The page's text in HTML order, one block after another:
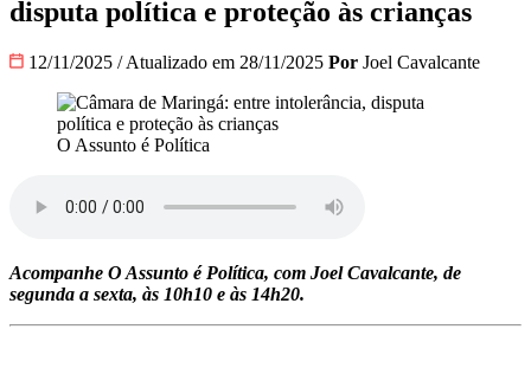
disputa política e proteção às crianças
12/11/2025 / Atualizado em 28/11/2025 Por Joel Cavalcante
O Assunto é Política
Acompanhe O Assunto é Política, com Joel Cavalcante, de
segunda a sexta, às 10h10 e às 14h20.